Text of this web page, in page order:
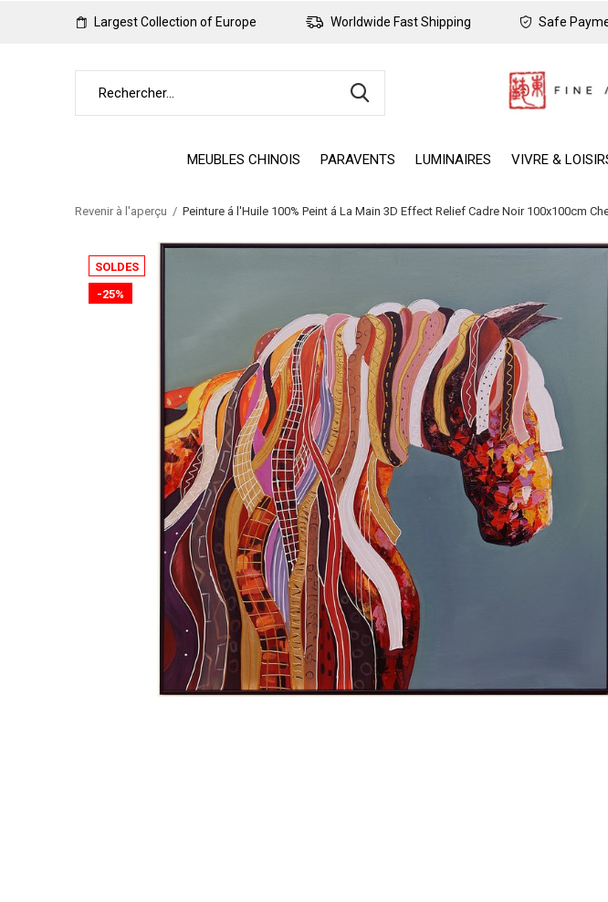
MEUBLES CHINOIS PARAVENTS LUMINAIRES VIVRE &
Largest Collection of Europe Worldwide Fast Shipping Safe
Revenir à l'aperçu Peinture á l'Huile 100% Peint á La Main 3D Effect Relief Cadre Noir 100x100cm
SOLDES
-25%